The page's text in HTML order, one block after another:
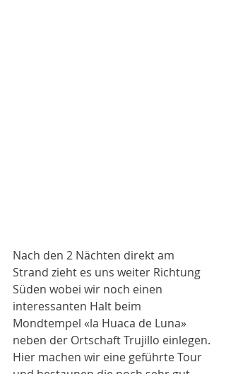
Nach den 2 Nächten direkt am
Strand zieht es uns weiter Richtung
Süden wobei wir noch einen
interessanten Halt beim
Mondtempel «la Huaca de Luna»
neben der Ortschaft Trujillo einlegen.
Hier machen wir eine geführte Tour